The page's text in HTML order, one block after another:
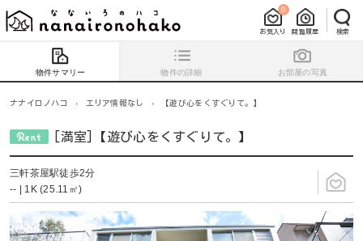
お気入り
0
閲覧履歴 検索
物件サマリー 物件の詳細 お部屋の写真
ナナイロノハコ › エリア情報なし › 【遊び心をくすぐりて。】
[満室]【遊び心をくすぐりて。】
三軒茶屋駅徒歩2分
-- | 1K (25.11㎡)